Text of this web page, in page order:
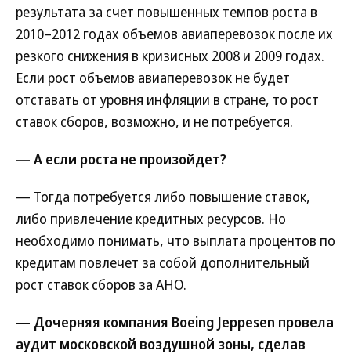
результата за счет повышенных темпов роста в
2010–2012 годах объемов авиаперевозок после их
резкого снижения в кризисных 2008 и 2009 годах.
Если рост объемов авиаперевозок не будет
отставать от уровня инфляции в стране, то рост
ставок сборов, возможно, и не потребуется.
— А если роста не произойдет?
— Тогда потребуется либо повышение ставок,
либо привлечение кредитных ресурсов. Но
необходимо понимать, что выплата процентов по
кредитам повлечет за собой дополнительный
рост ставок сборов за АНО.
— Дочерняя компания Boeing Jeppesen провела
аудит московской воздушной зоны, сделав